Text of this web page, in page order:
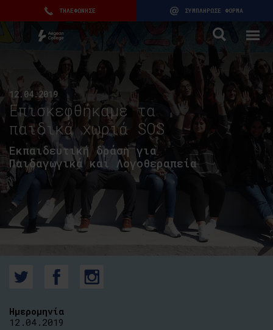
ΤΗΛΕΦΩΝΗΣΕ ΣΥΜΠΛΗΡΩΣΕ ΦΟΡΜΑ
12.04.2019
Επισκεφθήκαμε τα
παιδικά χωριά SOS
Εκπαιδευτική δράση για
Παιδαγωγικά και Λογοθεραπεία
Ημερομηνία
12.04.2019